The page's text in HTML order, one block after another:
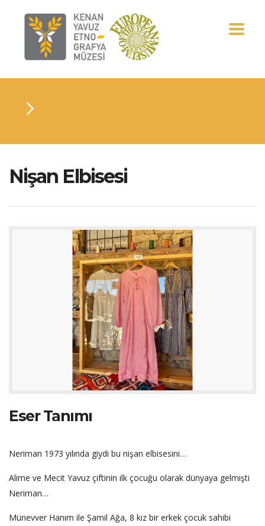
Nişan Elbisesi
Eser Tanımı
Neriman 1973 yılında giydi bu nişan elbisesini…
Alime ve Mecit Yavuz çiftinin ilk çocuğu olarak dünyaya gelmişti
Neriman…
Münevver Hanım ile Şamil Ağa, 8 kız bir erkek çocuk sahibi